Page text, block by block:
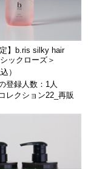
定】b.ris silky hair
ックローズ＞
）
登録人数：1人
レクション22_再販